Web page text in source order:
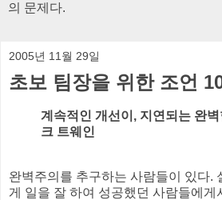
의 문제다.
2005년 11월 29일
초보 팀장을 위한 조언
계속적인 개선이, 지연되는 완
크 트웨인
완벽주의를 추구하는 사람들이 있다.
게 일을 잘 하여 성공했던 사람들에게